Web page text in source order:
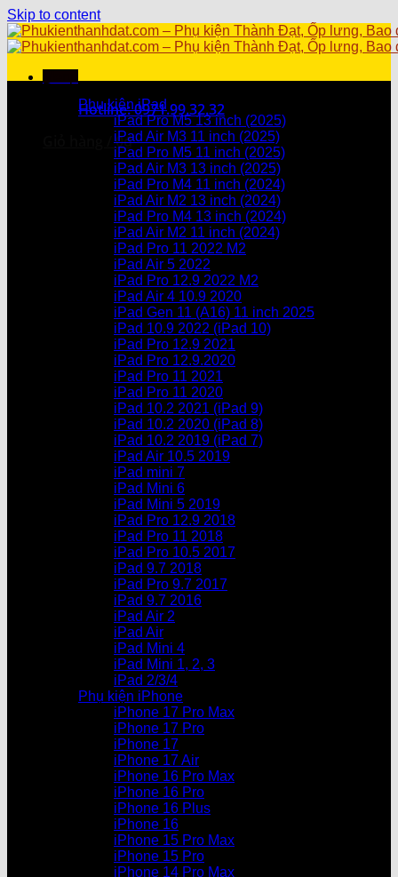
Skip to content
Hotline: 0971.99.32.32
Giỏ hàng /0₫
Chưa có sản phẩm trong giỏ hàng.
Chưa có sản phẩm trong giỏ hàng.
Danh mục sản phẩm
Phụ kiện iPad
iPad Pro M5 13 inch (2025)
iPad Air M3 11 inch (2025)
iPad Pro M5 11 inch (2025)
iPad Air M3 13 inch (2025)
iPad Pro M4 11 inch (2024)
iPad Air M2 13 inch (2024)
iPad Pro M4 13 inch (2024)
iPad Air M2 11 inch (2024)
iPad Pro 11 2022 M2
iPad Air 5 2022
iPad Pro 12.9 2022 M2
iPad Air 4 10.9 2020
iPad Gen 11 (A16) 11 inch 2025
iPad 10.9 2022 (iPad 10)
iPad Pro 12.9 2021
iPad Pro 12.9.2020
iPad Pro 11 2021
iPad Pro 11 2020
iPad 10.2 2021 (iPad 9)
iPad 10.2 2020 (iPad 8)
iPad 10.2 2019 (iPad 7)
iPad Air 10.5 2019
iPad mini 7
iPad Mini 6
iPad Mini 5 2019
iPad Pro 12.9 2018
iPad Pro 11 2018
iPad Pro 10.5 2017
iPad 9.7 2018
iPad Pro 9.7 2017
iPad 9.7 2016
iPad Air 2
iPad Air
iPad Mini 4
iPad Mini 1, 2, 3
iPad 2/3/4
Phụ kiện iPhone
iPhone 17 Pro Max
iPhone 17 Pro
iPhone 17
iPhone 17 Air
iPhone 16 Pro Max
iPhone 16 Pro
iPhone 16 Plus
iPhone 16
iPhone 15 Pro Max
iPhone 15 Pro
iPhone 14 Pro Max